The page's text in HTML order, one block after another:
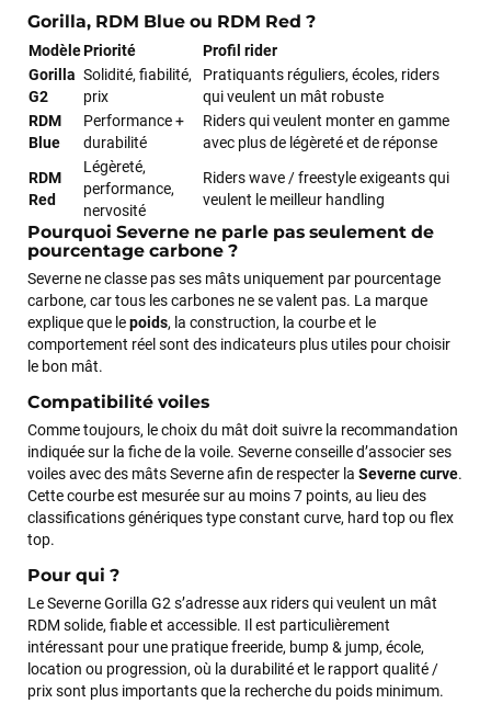
Gorilla, RDM Blue ou RDM Red ?
ModèlePriorité
Profil rider
Gorilla
G2
Solidité, fiabilité,
prix
Pratiquants réguliers, écoles, riders
qui veulent un mât robuste
RDM
Blue
Performance +
durabilité
Riders qui veulent monter en gamme
avec plus de légèreté et de réponse
RDM
Red
Légèreté,
performance,
nervosité
Riders wave / freestyle exigeants qui
veulent le meilleur handling
Pourquoi Severne ne parle pas seulement de
pourcentage carbone ?
Severne ne classe pas ses mâts uniquement par pourcentage
carbone, car tous les carbones ne se valent pas. La marque
explique que lepoids, la construction, la courbe et le
comportement réel sont des indicateurs plus utiles pour choisir
le bon mât.
Compatibilité voiles
Comme toujours, le choix du mât doit suivre la recommandation
indiquée sur la fiche de la voile. Severne conseille d’associer ses
voiles avec des mâts Severne afin de respecter la Severne curve.
Cette courbe est mesurée sur au moins 7 points, au lieu des
classifications génériques type constant curve, hard top ou flex
top.
Pour qui ?
Le Severne Gorilla G2 s’adresse aux riders qui veulent un mât
RDM solide, fiable et accessible. Il est particulièrement
intéressant pour une pratique freeride, bump & jump, école,
location ou progression, où la durabilité et le rapport qualité /
prix sont plus importants que la recherche du poids minimum.
Sébastien BACHELIER
il y a un mois
Cela faisait 6 mois que je galérais à remplacer ma board eux
m'ont trouvé une pépite à laquelle je n'aurais jamais pensé !
Excellent conseil excellent prix et en plus super sympas. Merci
encore pour cette severne dyno !
Maronui RICHMOND
il y a 3 mois
J'ai acheté une voile d'occasion depuis Tahiti. Super service.
L'envoi a été rapide. La voile est arrivée en super état.
Mauruuru roa.
VOIR TOUS LES AVIS
LAISSER UN AVIS